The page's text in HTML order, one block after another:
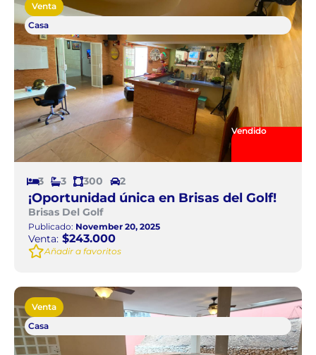
Venta
Casa
Vendido
3 3 300 2
¡Oportunidad única en Brisas del Golf!
Brisas Del Golf
Publicado: November 20, 2025
Venta: $243.000
Añadir a favoritos
Venta
Casa